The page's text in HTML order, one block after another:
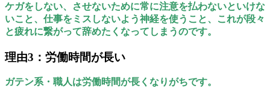
ケガをしない、させないために常に注意を払わないといけな
いこと、仕事をミスしないよう神経を使うこと、これが段々
と疲れに繋がって辞めたくなってしまうのです。
理由3：労働時間が長い
ガテン系・職人は労働時間が長くなりがちです。